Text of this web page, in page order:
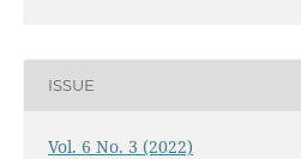
ISSUE
Vol. 6 No. 3 (2022)